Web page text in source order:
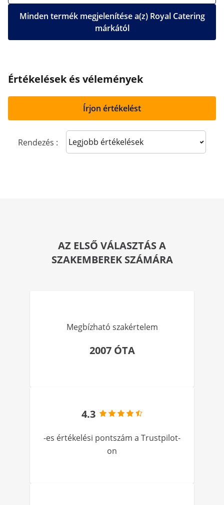
Minden termék megjelenítése a(z) Royal Catering
márkától
Értékelések és vélemények
Írjon értékelést
Rendezés : Sort reviews
AZ ELSŐ VÁLASZTÁS A
SZAKEMBEREK SZÁMÁRA
Megbízható szakértelem
2007 ÓTA
4.3
-es értékelési pontszám a Trustpilot-
on